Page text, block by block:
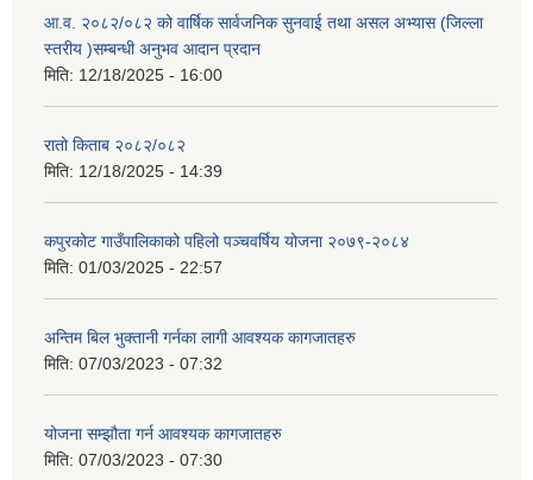
आ.व. २०८२/०८२ को वार्षिक सार्वजनिक सुनवाई तथा असल अभ्यास (जिल्ला
स्तरीय )सम्बन्धी अनुभव आदान प्रदान
मिति: 12/18/2025 - 16:00
रातो किताब २०८२/०८२
मिति: 12/18/2025 - 14:39
कपुरकोट गाउँपालिकाको पहिलो पञ्चवर्षिय योजना २०७९-२०८४
मिति: 01/03/2025 - 22:57
अन्तिम बिल भुक्तानी गर्नका लागी आवश्यक कागजातहरु
मिति: 07/03/2023 - 07:32
योजना सम्झौता गर्न आवश्यक कागजातहरु
मिति: 07/03/2023 - 07:30